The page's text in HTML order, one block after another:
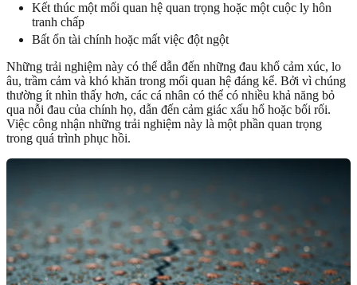
Kết thúc một mối quan hệ quan trọng hoặc một cuộc ly hôn
tranh chấp
Bất ổn tài chính hoặc mất việc đột ngột
Những trải nghiệm này có thể dẫn đến những đau khổ cảm xúc, lo
âu, trầm cảm và khó khăn trong mối quan hệ đáng kể. Bởi vì chúng
thường ít nhìn thấy hơn, các cá nhân có thể có nhiều khả năng bỏ
qua nỗi đau của chính họ, dẫn đến cảm giác xấu hổ hoặc bối rối.
Việc công nhận những trải nghiệm này là một phần quan trọng
trong quá trình phục hồi.